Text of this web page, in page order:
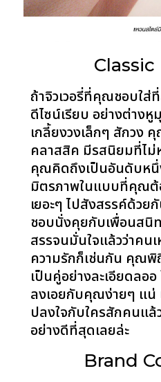
ถ้าจิวเวอรี่ที่คุณชอบใส่
ดีไซน์เรียบ อย่างต่างหู
เกลี้ยงวงเล็กๆ สักวง
คลาสสิค มีรสนิยมที่ไม่
คุณคิดถึงเป็นอันดับหนึ่
มิตรภาพในแบบที่คุณต้
เยอะๆ ไปสังสรรค์ด้ว
ชอบนั่งคุยกับเพื่อนสนิ
สรรจนมั่นใจแล้วว่าคน
ความรักก็เช่นกัน คุณพิ
เป็นคู่อย่างละเอียดลออ
ลงเอยกับคุณง่ายๆ แน่
ปลงใจกับใครสักคนแล้
อย่างดีที่สุดเลยล่ะ
Brand